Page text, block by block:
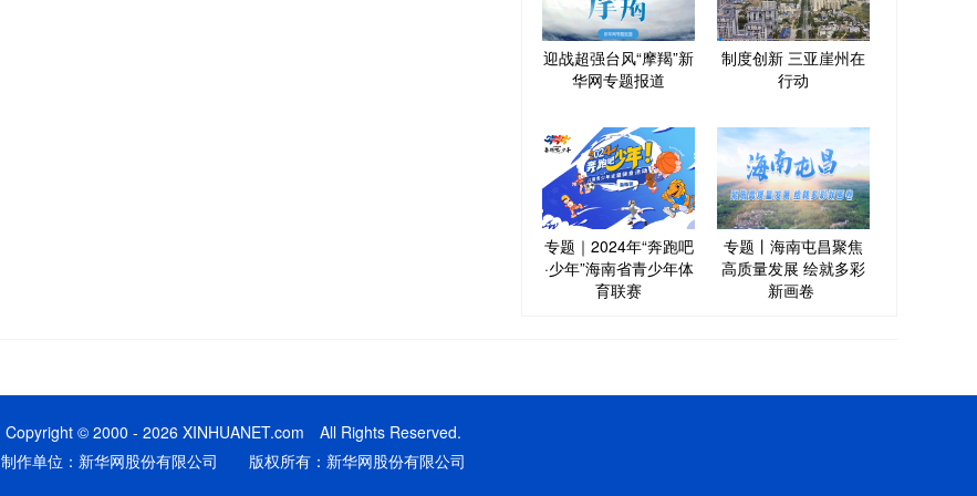
迎战超强台风“摩羯”新
华网专题报道
制度创新 三亚崖州在
行动
专题｜2024年“奔跑吧
·少年”海南省青少年体
育联赛
专题丨海南屯昌聚焦
高质量发展 绘就多彩
新画卷
Copyright © 2000 - 2026 XINHUANET.com All Rights Reserved.
制作单位：新华网股份有限公司 版权所有：新华网股份有限公司